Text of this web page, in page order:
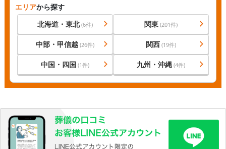
エリアから探す
北海道・東北(6件) 関東 (201件)
中部・甲信越 (26件) 関西 (19件)
中国・四国 (1件) 九州・沖縄 (4件)